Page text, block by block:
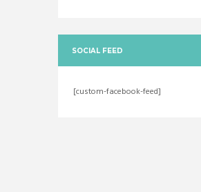
SOCIAL FEED
[custom-facebook-feed]